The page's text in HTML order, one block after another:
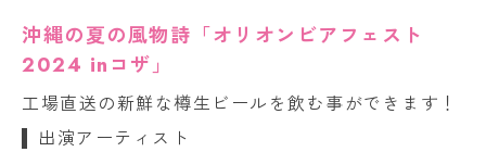
沖縄の夏の風物詩「オリオンビアフェスト
2024 inコザ」
工場直送の新鮮な樽生ビールを飲む事ができます！
出演アーティスト